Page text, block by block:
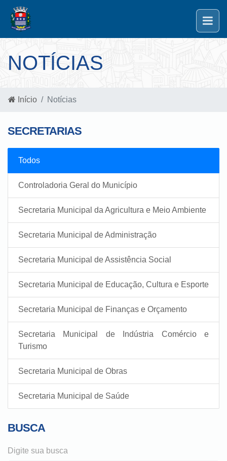
NOTÍCIAS
Início Notícias
SECRETARIAS
Todos
Controladoria Geral do Município
Secretaria Municipal da Agricultura e Meio Ambiente
Secretaria Municipal de Administração
Secretaria Municipal de Assistência Social
Secretaria Municipal de Educação, Cultura e Esporte
Secretaria Municipal de Finanças e Orçamento
Secretaria Municipal de Indústria Comércio e
Turismo
Secretaria Municipal de Obras
Secretaria Municipal de Saúde
BUSCA
Digite sua busca